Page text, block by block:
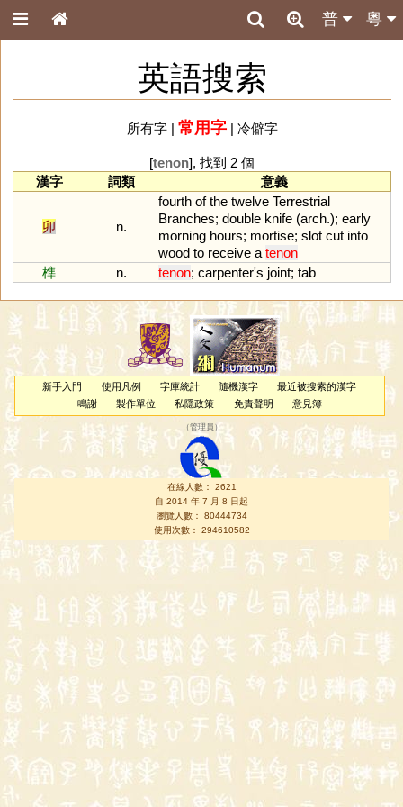
粵
普
英語搜索
所有字| 常用字| 冷僻字
[tenon], 找到 2 個
漢字
詞類 意義
卯 n.
fourth of the twelve Terrestrial
Branches; double knife (arch.); early
morning hours; mortise; slot cut into
wood to receive a tenon
榫
n. tenon; carpenter's joint; tab
新手入門 使用凡例 字庫統計 隨機漢字
最近被搜索的漢字
鳴謝
製作單位 私隱政策 免責聲明 意見簿
（管理員 ）
在線人數： 2621
自 2014 年 7 月 8 日起
瀏覽人數： 80444734
使用次數： 294610582